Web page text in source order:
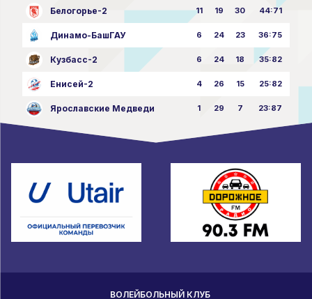
Белогорье-2 11 19 30 44:71
Динамо-БашГАУ 6 24 23 36:75
Кузбасс-2 6 24 18 35:82
Енисей-2 4 26 15 25:82
Ярославские Медведи 1 29 7 23:87
ВОЛЕЙБОЛЬНЫЙ КЛУБ